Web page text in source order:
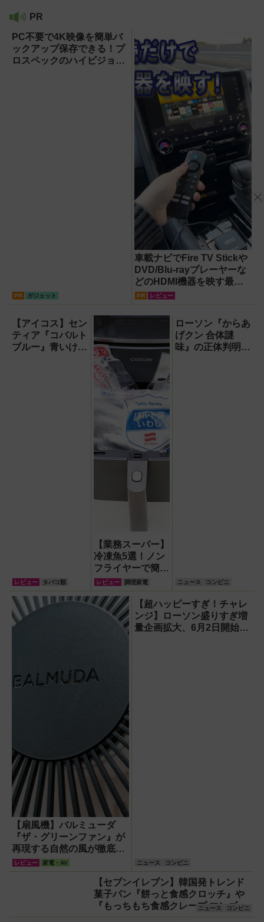
PR
PC不要で4K映像を簡単バ
ックアップ保存できる！プ
ロスペックのハイビジョン
PR ガジェット
車載ナビでFire TV Stickや
DVD/Blu-rayプレーヤーな
どのHDMI機器を映す最短
ルート。USB接続だけで
ス化できる新機軸アダプタ
ーを徹底解説【データシス
テム『USBKIT』】
PR レビュー
【アイコス】セン
ティア『コバルト
ブルー』青いけど
レビュー タバコ類
【業務スーパー】
冷凍魚5選！ノン
フライヤーで簡単
手軽に焼き魚を楽
しんでみた
レビュー 調理家電
ローソン『からあ
げクン 合体謎
味』の正体判明！
ニュース コンビニ
【扇風機】バルミューダ
『ザ・グリーンファン』が
再現する自然の風が徹底し
ている！
レビュー 家電・AV
【超ハッピーすぎ！チャレ
ンジ】ローソン盛りすぎ増
量企画拡大、6月2日開始！
ニュース コンビニ
【セブンイレブン】韓国発トレンド
菓子パン『餅っと食感クロッチ』や
『もっちもち食感クレープ マンゴー
ココナッツ』など新作スイーツ・パ
ニュース コンビニ